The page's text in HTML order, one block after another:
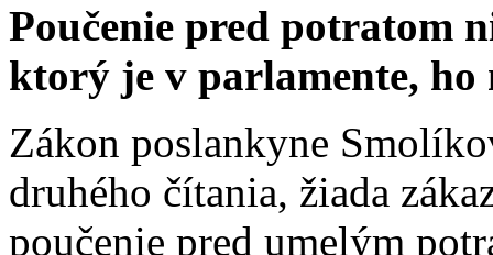
Poučenie pred potratom
ktorý je v parlamente, ho
Zákon poslankyne
druhého čítania, žiada
poučenie pred umelým